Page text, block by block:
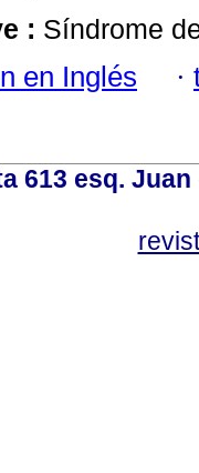
: Síndrome
en Inglés ·
613 esq.